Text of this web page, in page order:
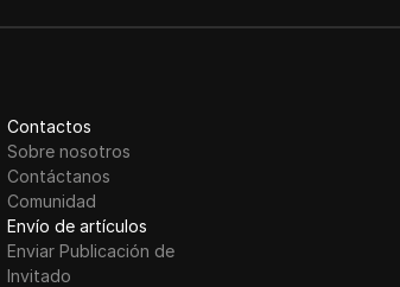
Contactos
Sobre nosotros
Contáctanos
Comunidad
Envío de artículos
Enviar Publicación de
Invitado